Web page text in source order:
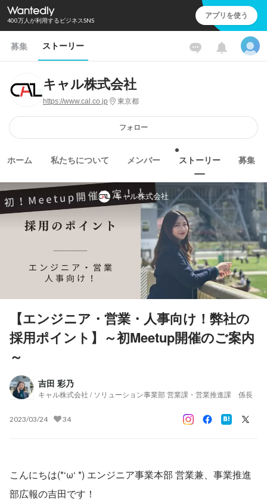
400万人が利用するビジネスSNS アプリを使う
募集 ストーリー
キャル株式会社
https://www.cal.co.jp 東京都
フォロー
ホーム 私たちについて メンバー ストーリー 募集
キャル株式会社
【エンジニア・営業・人事向け！弊社の
採用ポイント】～初Meetup開催のご案内
～
吉田 彩乃
キャル株式会社 / ソリューション事業部 営業課・営業推進課 係長
2023/03/24 34
こんにちは(*‘ω‘ *) エンジニア事業本部 営業兼、事業推進
部広報の吉田です！